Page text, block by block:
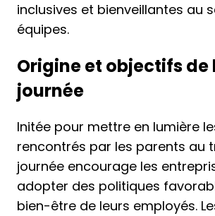
inclusives et bienveillantes au
équipes.
Origine et objectifs de
journée
Initée pour mettre en lumière
rencontrés par les parents au
journée encourage les
adopter des politiques
bien-être de leurs employés.